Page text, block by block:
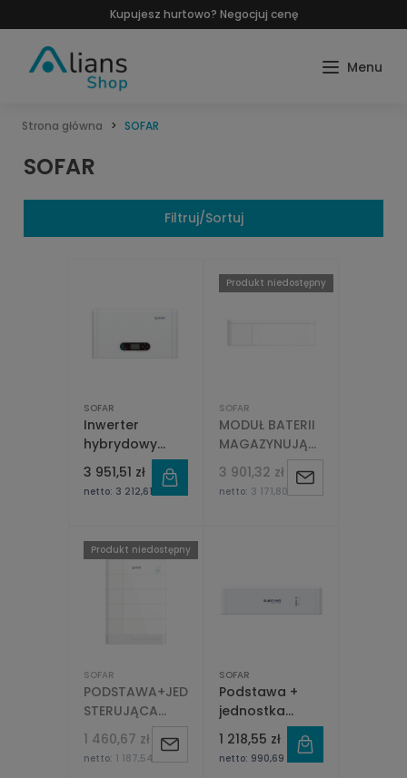
Kupujesz hurtowo? Negocjuj cenę
Strona główna SOFAR
SOFAR
Filtruj/Sortuj
SOFAR
Inwerter
hybrydowy
jednofazowy
Sofar PowerALL
ESI 3K-S1 1F
3 951,51 zł
netto: 3 212,61 zł
SOFAR
MODUŁ BATERII
MAGAZYNUJĄCEJ
SOFARSOLAR
GTX3000HV
2,56KWH
3 901,32 zł
netto: 3 171,80 zł
Produkt niedostępny
Powiadom
SOFAR
PODSTAWA+JEDNOSTKA
STERUJĄCA
(BCU) BATERII
MAGAZYNUJĄCEJ
SOFAR SOLAR
1 460,67 zł
netto: 1 187,54 zł
Produkt niedostępny
Powiadom
SOFAR
Podstawa +
jednostka
sterująca
(BDU) baterii
magazynującej
1 218,55 zł
netto: 990,69 zł